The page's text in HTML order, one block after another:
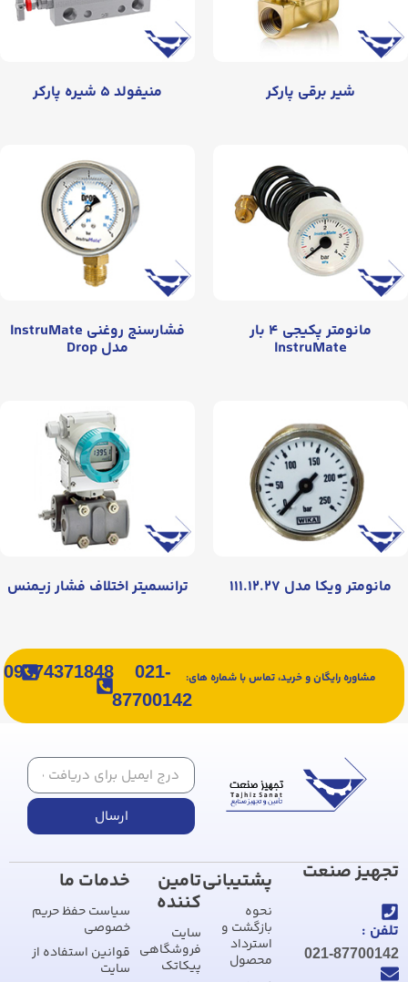
شیر برقی پارکر منیفولد ۵ شیره پارکر
مانومتر پکیجی ۴ بار
InstruMate
فشارسنج روغنی InstruMate
مدل Drop
مانومتر ویکا مدل ۱۱۱.۱۲.۲۷ ترانسمیتر اختلاف فشار زیمنس
مشاوره رایگان و خرید، تماس با شماره های:
021-
87700142
09374371848
ارسال
تجهیز صنعت
تلفن :
021-87700142
پشتیبانی
نحوه
بازگشت و
استرداد
محصول
تامین
کننده
سایت
فروشگاهی
پیکاتک
خدمات ما
سیاست حفظ حریم
خصوصی
قوانین استفاده از
سایت